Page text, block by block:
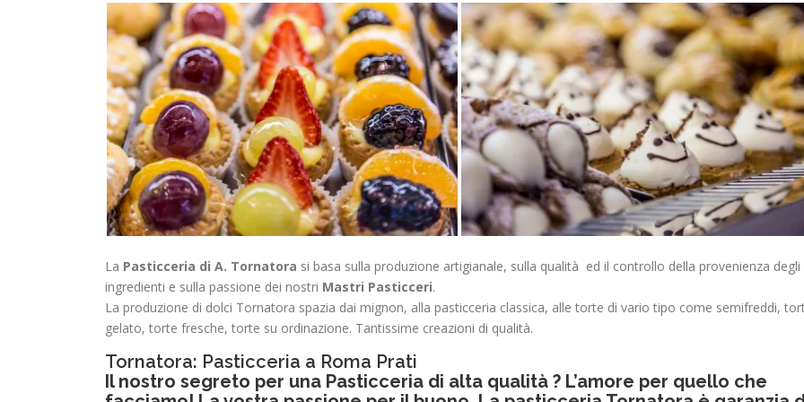
La Pasticceria di A. Tornatora si basa sulla produzione artigianale, sulla qualità ed il controllo della provenienza degli
ingredienti e sulla passione dei nostri Mastri Pasticceri.
La produzione di dolci Tornatora spazia dai mignon, alla pasticceria classica, alle torte di vario tipo come semifreddi,
gelato, torte fresche, torte su ordinazione. Tantissime creazioni di qualità.
Tornatora: Pasticceria a Roma Prati
Il nostro segreto per una Pasticceria di alta qualità ? L’amore per quello che